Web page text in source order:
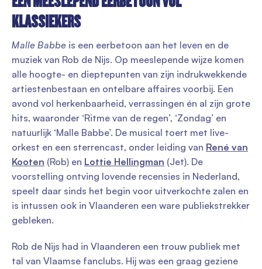
KLASSIEKERS
Malle Babbe is een eerbetoon aan het leven en de
muziek van Rob de Nijs. Op meeslepende wijze komen
alle hoogte- en dieptepunten van zijn indrukwekkende
artiestenbestaan en ontelbare affaires voorbij. Een
avond vol herkenbaarheid, verrassingen én al zijn grote
hits, waaronder ‘Ritme van de regen’, ‘Zondag’ en
natuurlijk ‘Malle Babbe’. De musical toert met live-
orkest en een sterrencast, onder leiding van René van
Kooten (Rob) en Lottie Hellingman (Jet). De
voorstelling ontving lovende recensies in Nederland,
speelt daar sinds het begin voor uitverkochte zalen en
is intussen ook in Vlaanderen een ware publiekstrekker
gebleken.
Rob de Nijs had in Vlaanderen een trouw publiek met
tal van Vlaamse fanclubs. Hij was een graag geziene